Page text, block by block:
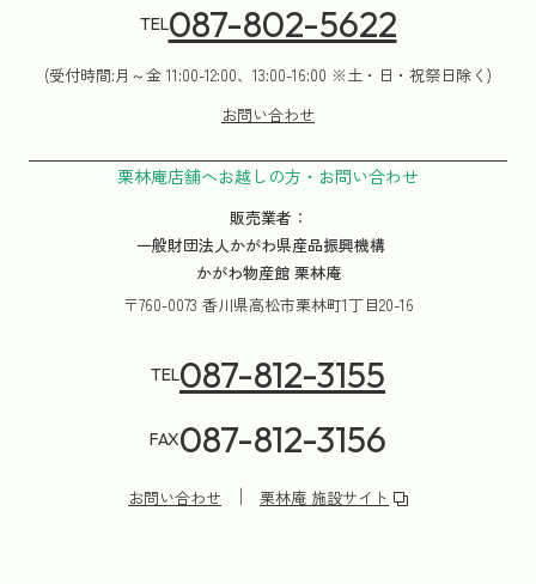
TEL087-802-5622
(受付時間:月～金 11:00-12:00、13:00-16:00 ※土・日・祝祭日除く)
お問い合わせ
栗林庵店舗へお越しの方・お問い合わせ
販売業者：
一般財団法人かがわ県産品振興機構
かがわ物産館 栗林庵
〒760-0073 香川県高松市栗林町1丁目20-16
TEL087-812-3155
FAX087-812-3156
お問い合わせ 栗林庵 施設サイト